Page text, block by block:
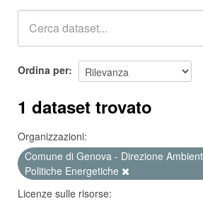
Ordina per
1 dataset trovato
Organizzazioni:
Comune di Genova - Direzione
Politiche Energetiche
Licenze sulle risorse: